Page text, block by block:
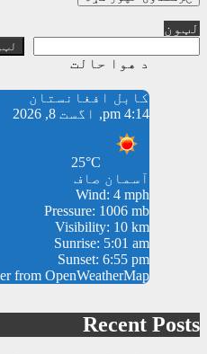
لټون
د هوا حالت
کابل افغانستان
4:14 pm, اگست 8, 2026
25°C
آسمان صاف
Wind: 4 mph
Pressure: 1006 mb
Visibility: 10 km
Sunrise: 5:01 am
Sunset: 6:55 pm
from OpenWeatherMap
Recent Posts